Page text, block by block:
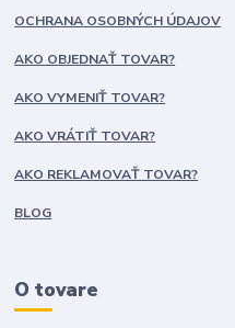
OCHRANA OSOBNÝCH ÚDAJOV
AKO OBJEDNAŤ TOVAR?
AKO VYMENIŤ TOVAR?
AKO VRÁTIŤ TOVAR?
AKO REKLAMOVAŤ TOVAR?
BLOG
O tovare